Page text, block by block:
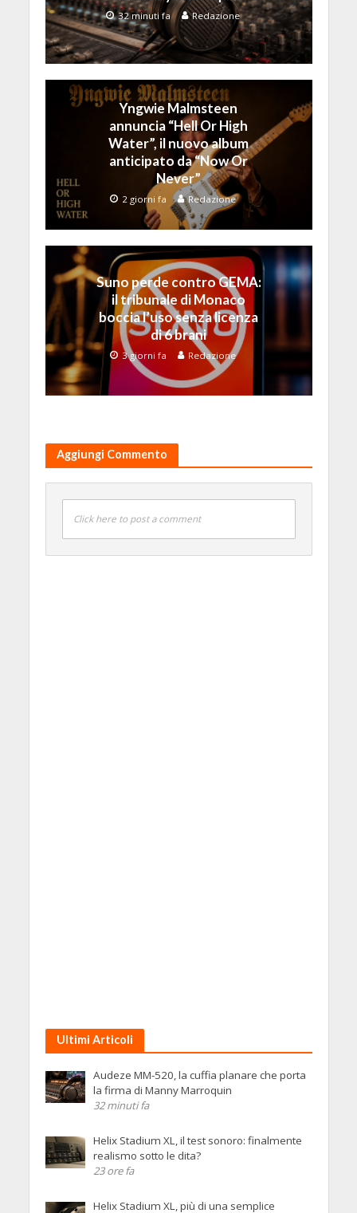
32 minuti fa Redazione
Yngwie Malmsteen
annuncia “Hell Or High
Water”, il nuovo album
anticipato da “Now Or
Never”
2 giorni fa Redazione
Suno perde contro GEMA:
il tribunale di Monaco
boccia l’uso senza licenza
di 6 brani
3 giorni fa Redazione
Aggiungi Commento
Click here to post a comment
Ultimi Articoli
Audeze MM-520, la cuffia planare che porta
la firma di Manny Marroquin
32 minuti fa
Helix Stadium XL, il test sonoro: finalmente
realismo sotto le dita?
23 ore fa
Helix Stadium XL, più di una semplice